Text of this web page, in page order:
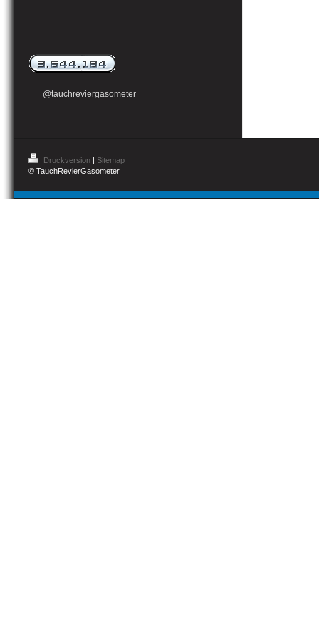
@tauchreviergasometer
Druckversion | Sitemap
© TauchRevierGasometer